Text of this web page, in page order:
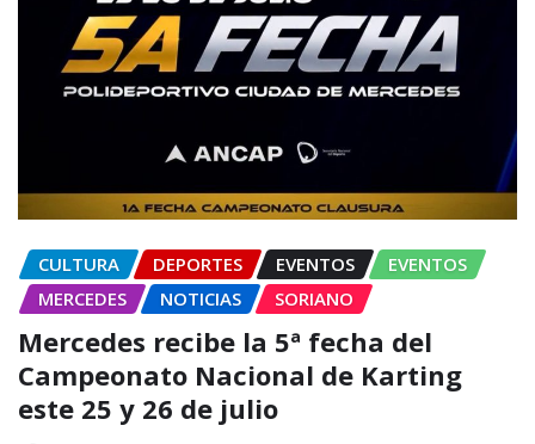
CULTURA DEPORTES EVENTOS
EVENTOS
MERCEDES
NOTICIAS SORIANO
Mercedes recibe la 5ª fecha del
Campeonato Nacional de Karting
este 25 y 26 de julio